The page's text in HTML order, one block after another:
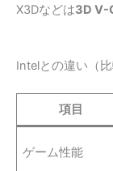
X3Dなどは3D V-
Intelとの違い（比
項目
ゲーム性能